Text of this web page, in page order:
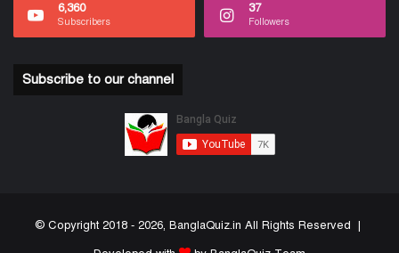
6,360
Subscribers
37
Followers
Subscribe to our channel
© Copyright 2018 - 2026, BanglaQuiz.in All Rights Reserved |